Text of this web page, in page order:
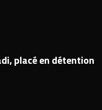
placé en détention